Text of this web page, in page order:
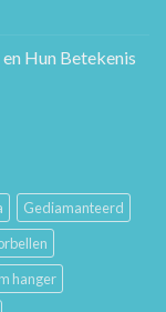
Hun Betekenis
Gediamanteerd
hanger